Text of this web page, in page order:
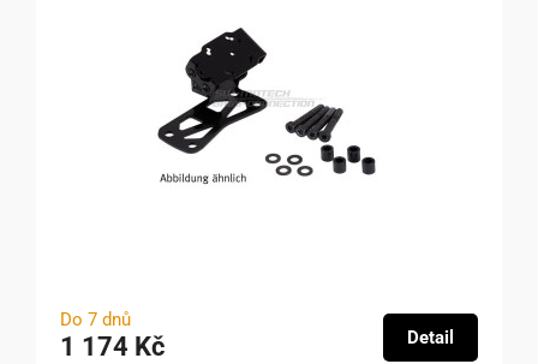
Do 7 dnů
1 174 Kč Detail